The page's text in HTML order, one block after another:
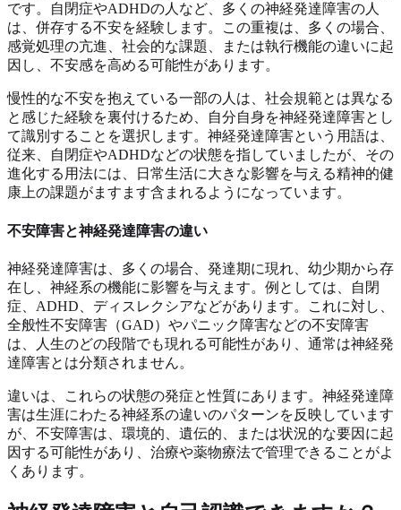
です。自閉症やADHDの人など、多くの神経発達障害の人
は、併存する不安を経験します。この重複は、多くの場合、
感覚処理の亢進、社会的な課題、または執行機能の違いに起
因し、不安感を高める可能性があります。
慢性的な不安を抱えている一部の人は、社会規範とは異なる
と感じた経験を裏付けるため、自分自身を神経発達障害とし
て識別することを選択します。神経発達障害という用語は、
従来、自閉症やADHDなどの状態を指していましたが、その
進化する用法には、日常生活に大きな影響を与える精神的健
康上の課題がますます含まれるようになっています。
不安障害と神経発達障害の違い
神経発達障害は、多くの場合、発達期に現れ、幼少期から存
在し、神経系の機能に影響を与えます。例としては、自閉
症、ADHD、ディスレクシアなどがあります。これに対し、
全般性不安障害（GAD）やパニック障害などの不安障害
は、人生のどの段階でも現れる可能性があり、通常は神経発
達障害とは分類されません。
違いは、これらの状態の発症と性質にあります。神経発達障
害は生涯にわたる神経系の違いのパターンを反映しています
が、不安障害は、環境的、遺伝的、または状況的な要因に起
因する可能性があり、治療や薬物療法で管理できることがよ
くあります。